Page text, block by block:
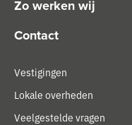
Zo werken wij
Contact
Vestigingen
Lokale overheden
Veelgestelde vragen